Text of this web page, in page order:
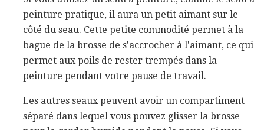
peinture pratique, il aura un petit aimant sur le
côté du seau. Cette petite commodité permet à la
bague de la brosse de s'accrocher à l'aimant, ce qui
permet aux poils de rester trempés dans la
peinture pendant votre pause de travail.
Les autres seaux peuvent avoir un compartiment
séparé dans lequel vous pouvez glisser la brosse